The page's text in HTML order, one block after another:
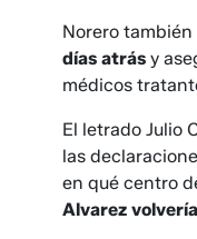
Norero también
días atrás y
médicos
El letrado Julio
las
en qué centro
Alvarez